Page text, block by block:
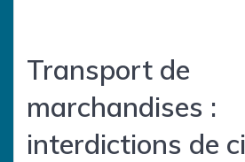
Transport de
marchandises :
interdictions de